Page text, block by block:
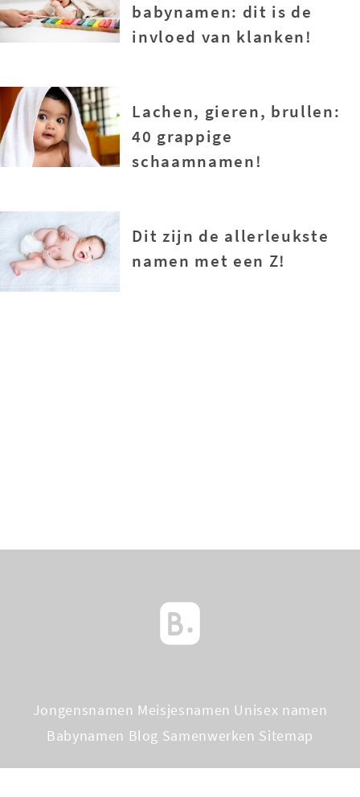
babynamen: dit is de
invloed van klanken!
Lachen, gieren, brullen:
40 grappige
schaamnamen!
Dit zijn de allerleukste
namen met een Z!
Jongensnamen Meisjesnamen Unisex namen
Babynamen Blog Samenwerken Sitemap